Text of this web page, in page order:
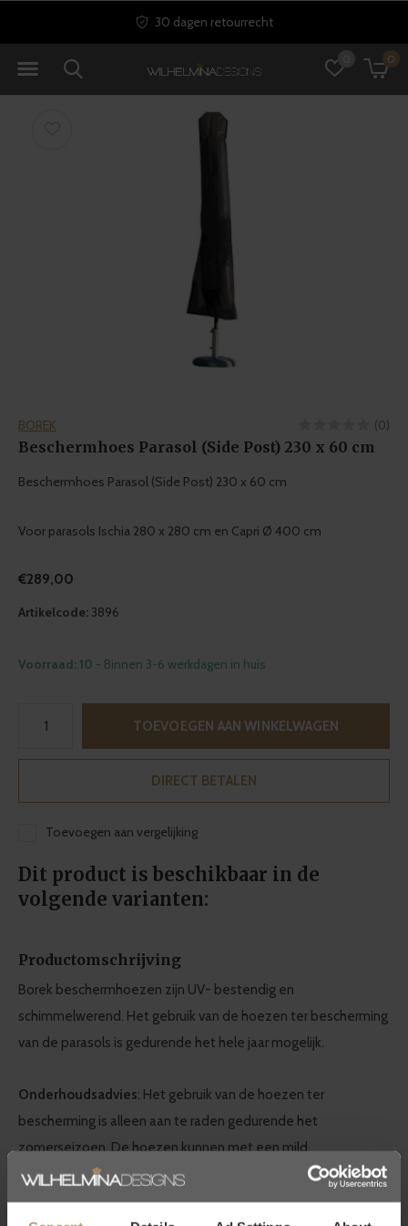
0
30 dagen retourrecht
BOREK (0)
Beschermhoes Parasol (Side Post) 230 x 60 cm
Beschermhoes Parasol (Side Post) 230 x 60 cm
Voor parasols Ischia 280 x 280 cm en Capri Ø 400 cm
€289,00
Artikelcode: 3896
Voorraad: 10 - Binnen 3-6 werkdagen in huis
TOEVOEGEN AAN WINKELWAGEN
DIRECT BETALEN
Toevoegen aan vergelijking
Dit product is beschikbaar in de
volgende varianten:
Productomschrijving
Borek beschermhoezen zijn UV- bestendig en
schimmelwerend. Het gebruik van de hoezen ter bescherming
van de parasols is gedurende het hele jaar mogelijk.
Onderhoudsadvies: Het gebruik van de hoezen ter
bescherming is alleen aan te raden gedurende het
zomerseizoen. De hoezen kunnen met een mild
schoonmaakmiddel en een zachte spons gereinigd worden.